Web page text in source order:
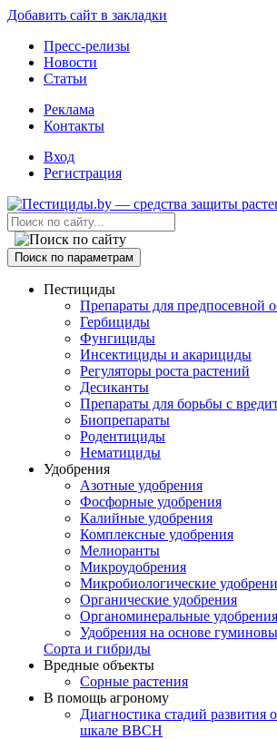
Добавить сайт в закладки
Пресс-релизы
Новости
Статьи
Реклама
Контакты
Вход
Регистрация
Поиск по параметрам
Пестициды
Препараты для предпосевной
Гербициды
Фунгициды
Инсектициды и акарициды
Регуляторы роста растений
Десиканты
Препараты для борьбы с
Биопрепараты
Родентициды
Нематициды
Удобрения
Азотные удобрения
Фосфорные удобрения
Калийные удобрения
Комплексные удобрения
Мелиоранты
Микроудобрения
Микробиологические
Органические удобрения
Органоминеральные удобрения
Удобрения на основе
Сорта и гибриды
Вредные объекты
Сорные растения
В помощь агроному
Диагностика стадий
шкале ВВСН